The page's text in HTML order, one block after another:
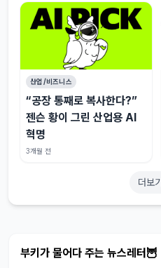
산업/비즈니스
“공장 통째로 복사한다?”
젠슨 황이 그린 산업용 AI
혁명
3개월 전
더보기
부키가 물어다 주는 뉴스레터🦉